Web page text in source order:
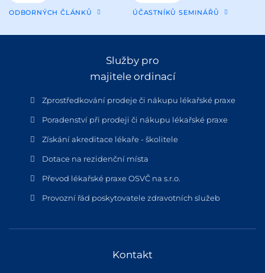
ODBORNÝCH ČLÁNKŮ ÚČASTNÍKŮ SEMINÁŘŮ
Služby pro
majitele ordinací
Zprostředkování prodeje či nákupu lékařské praxe
Poradenství při prodeji či nákupu lékařské praxe
Získání akreditace lékaře - školitele
Dotace na rezidenční místa
Převod lékařské praxe OSVČ na s.r.o.
Provozní řád poskytovatele zdravotních služeb
Kontakt